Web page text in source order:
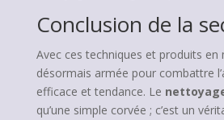
Conclusion de la
Avec ces techniques et produits en
désormais armée pour combattre
efficace et tendance. Le
qu’une simple corvée ; c’est un